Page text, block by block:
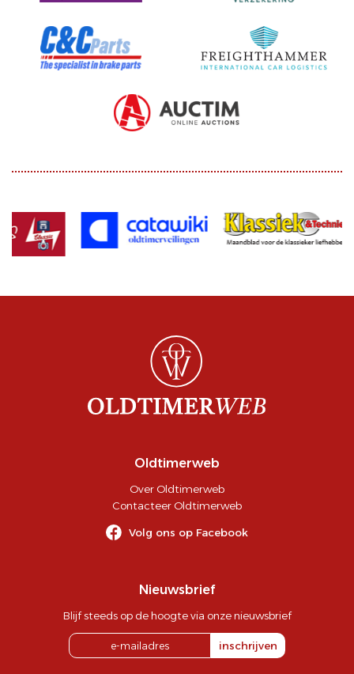
Oldtimerweb
Over Oldtimerweb
Contacteer Oldtimerweb
Volg ons op Facebook
Nieuwsbrief
Blijf steeds op de hoogte via onze nieuwsbrief
inschrijven